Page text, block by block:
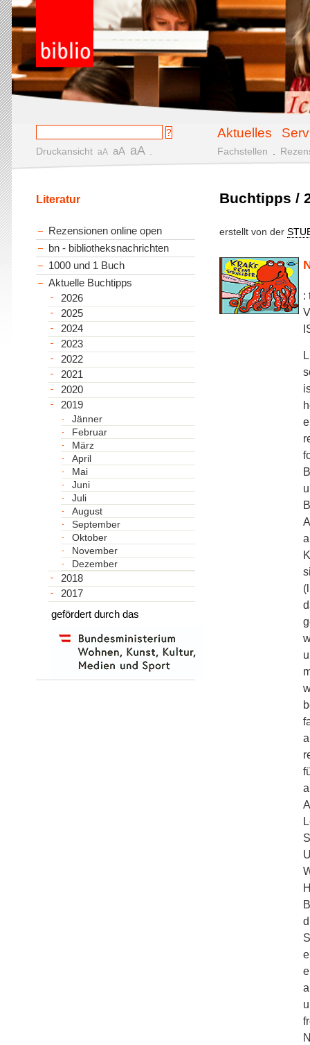
Aktuelles
Druckansicht aA aA aA Fachstellen
Buchtipps /
erstellt von der
:
Literatur
Rezensionen online open
bn - bibliotheksnachrichten
1000 und 1 Buch
Aktuelle Buchtipps
2026
2025
2024
2023
2022
2021
2020
2019
Jänner
Februar
März
April
Mai
Juni
Juli
August
September
Oktober
November
Dezember
2018
2017
gefördert durch das